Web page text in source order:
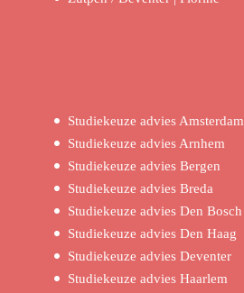
Studiekeuze advies Amsterdam
Studiekeuze advies Arnhem
Studiekeuze advies Bergen
Studiekeuze advies Breda
Studiekeuze advies Den Bosch
Studiekeuze advies Den Haag
Studiekeuze advies Deventer
Studiekeuze advies Haarlem